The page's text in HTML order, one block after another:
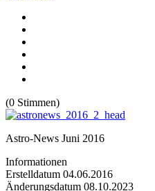
(0 Stimmen)
Astro-News Juni 2016
Informationen
Erstelldatum 04.06.2016
Änderungsdatum 08.10.2023